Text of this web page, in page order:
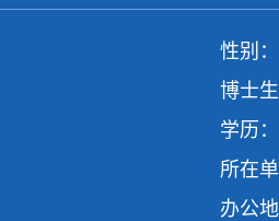
性别
博士
学历
所在
办公